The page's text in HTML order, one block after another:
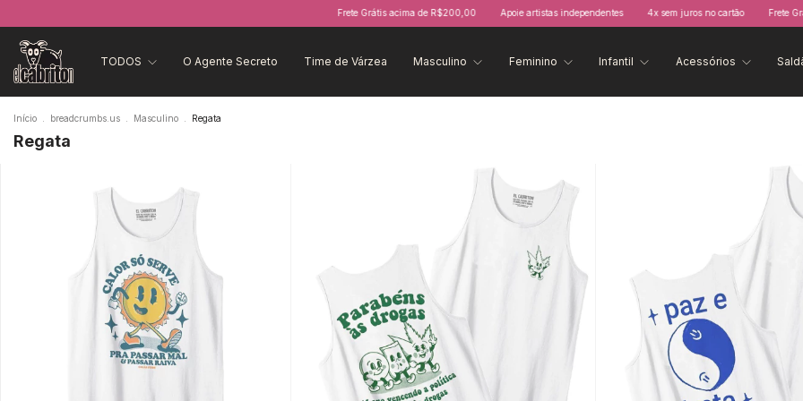
Frete Grátis acima de R$200,00 Apoie artistas independentes 4x sem juros no cartão Frete Grátis acima
TODOS O Agente Secreto Time de Várzea Masculino Feminino Infantil Acessórios
Início breadcrumbs.us Masculino Regata
Regata